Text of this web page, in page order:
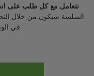
نتعامل مع كل طلب على
السلسة سيكون من خلال
في